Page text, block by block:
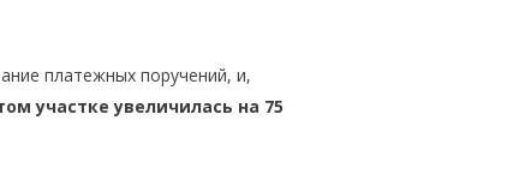
платежных поручений, и,
участке увеличилась на 75